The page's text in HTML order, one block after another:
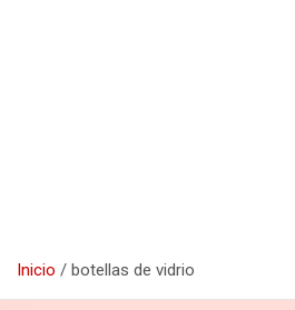
Inicio botellas de vidrio